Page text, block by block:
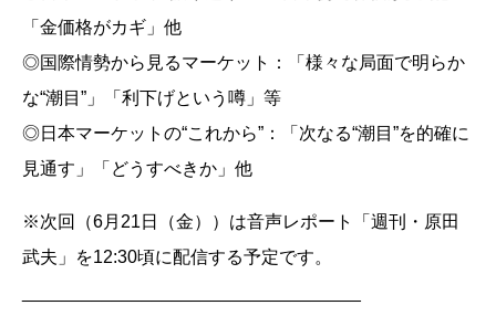
「金価格がカギ」他
◎国際情勢から見るマーケット：「様々な局面で明らか
な“潮目”」「利下げという噂」等
◎日本マーケットの“これから”：「次なる“潮目”を的確に
見通す」「どうすべきか」他
※次回（6月21日（金））は音声レポート「週刊・原田
武夫」を12:30頃に配信する予定です。